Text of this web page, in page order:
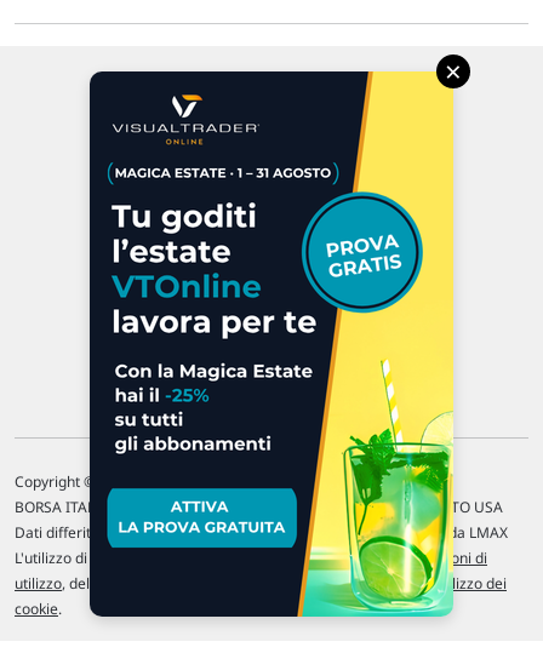
Via Macanno, 38/A
P.IVA 02 452 460 401
Chi siamo
Commenti e segnalazioni
Contattaci
Copyright © 1996-2026 Traderlink Italia s.r.l.
BORSA ITALIANA Quotazioni di borsa differite di 15 min. / MERCATO USA
Dati differiti di 15 min. (fonte Intrinio) / FOREX Quotazioni fornite da LMAX
L'utilizzo di questo sito implica l'accettazione delle nostreCondizioni di
utilizzo, del Politiche sulla privacye dell'Utilizzo dei
cookie.
×